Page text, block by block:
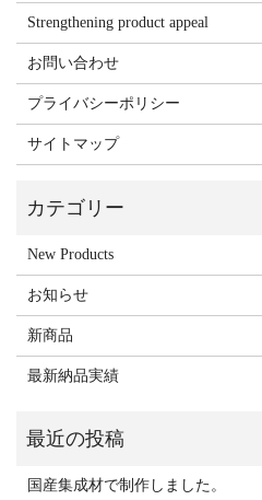
Strengthening product appeal
お問い合わせ
プライバシーポリシー
サイトマップ
New Products
お知らせ
新商品
最新納品実績
国産集成材で制作しました。